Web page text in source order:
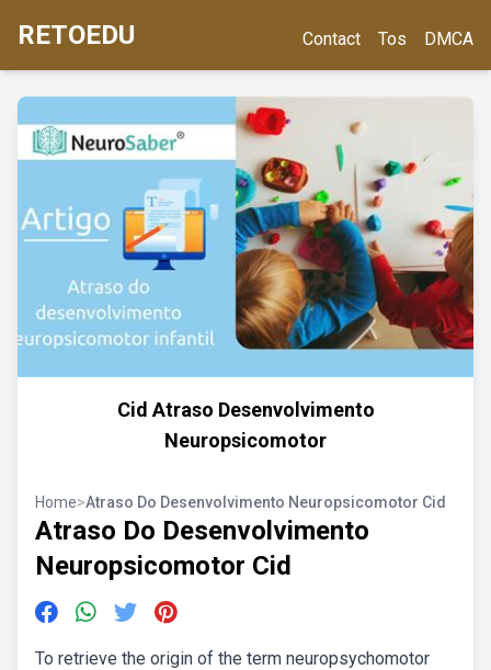
RETOEDU Contact Tos DMCA
Cid Atraso Desenvolvimento
Neuropsicomotor
Home>Atraso Do Desenvolvimento Neuropsicomotor Cid
Atraso Do Desenvolvimento
Neuropsicomotor Cid
To retrieve the origin of the term neuropsychomotor